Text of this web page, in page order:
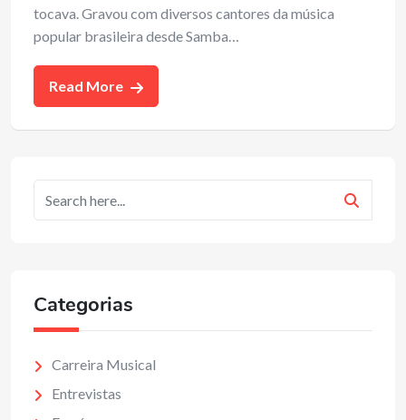
tocava. Gravou com diversos cantores da música
popular brasileira desde Samba…
Read More
Categorias
Carreira Musical
Entrevistas